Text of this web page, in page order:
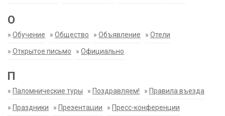
О
» Обучение » Общество » Объявление » Отели
» Открытое письмо » Официально
П
» Паломнические туры » Поздравляем! » Правила въезда
» Праздники » Презентации » Пресс-конференции